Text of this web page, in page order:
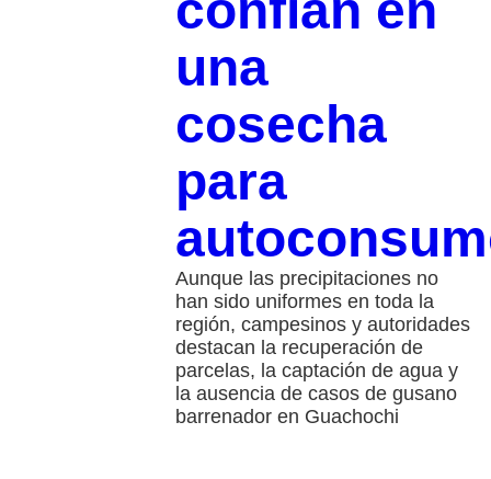
una
cosecha
para
Aunque las precipitaciones no
han sido uniformes en toda la
región, campesinos y autoridades
destacan la recuperación de
parcelas, la captación de agua y
la ausencia de casos de gusano
barrenador en Guachochi